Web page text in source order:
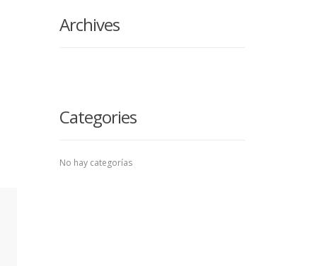
Archives
Categories
No hay categorías